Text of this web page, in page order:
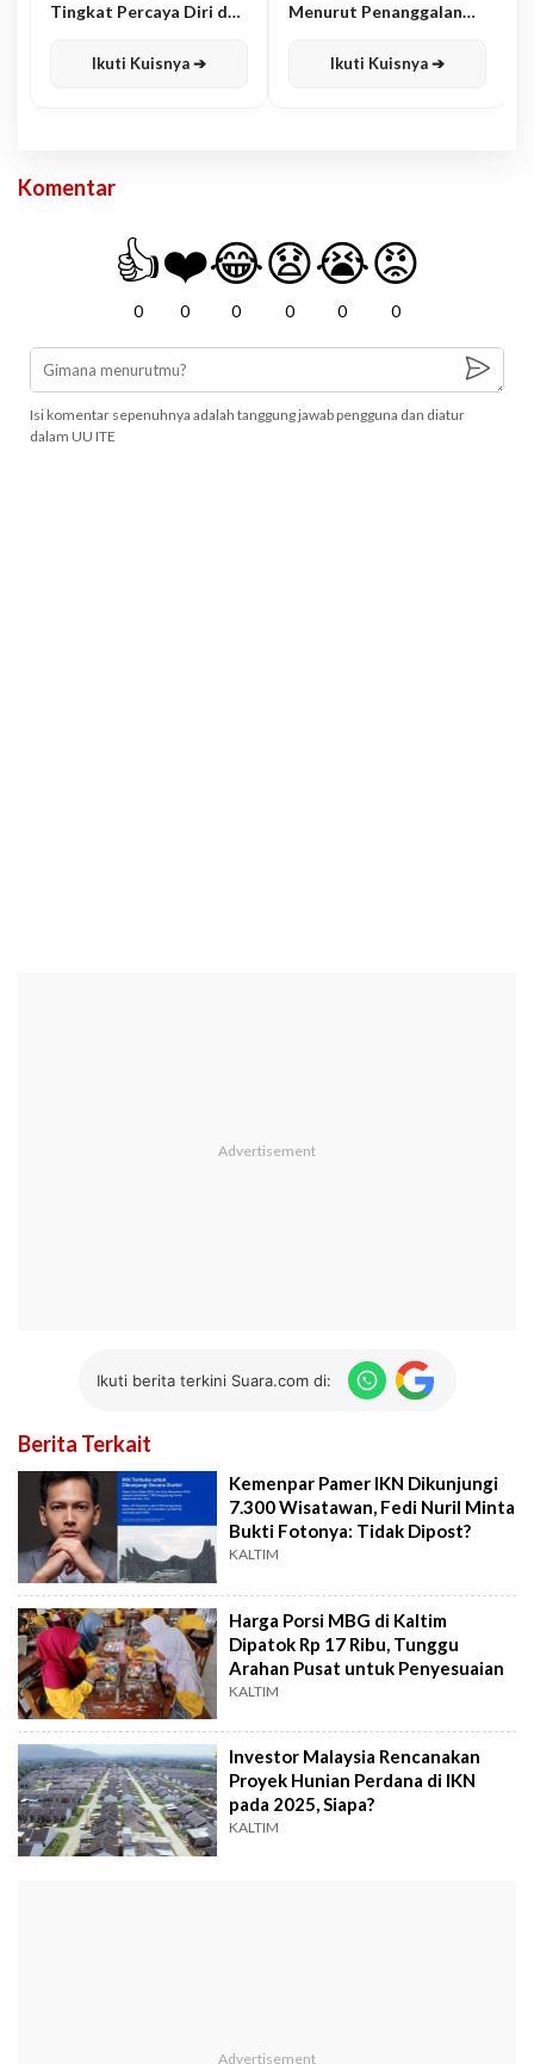
Tingkat Percaya Diri dan
Ikuti Kuisnya ➔
Menurut Penanggalan
Ikuti Kuisnya ➔
Komentar
👍
0
❤️
0
😂
0
😧
0
😭
0
😡
0
Isi komentar sepenuhnya adalah tanggung jawab pengguna dan diatur
dalam UU ITE
Ikuti berita terkini Suara.com di:
Berita Terkait
Kemenpar Pamer IKN Dikunjungi
7.300 Wisatawan, Fedi Nuril Minta
Bukti Fotonya: Tidak Dipost?
KALTIM
Harga Porsi MBG di Kaltim
Dipatok Rp 17 Ribu, Tunggu
Arahan Pusat untuk Penyesuaian
KALTIM
Investor Malaysia Rencanakan
Proyek Hunian Perdana di IKN
pada 2025, Siapa?
KALTIM